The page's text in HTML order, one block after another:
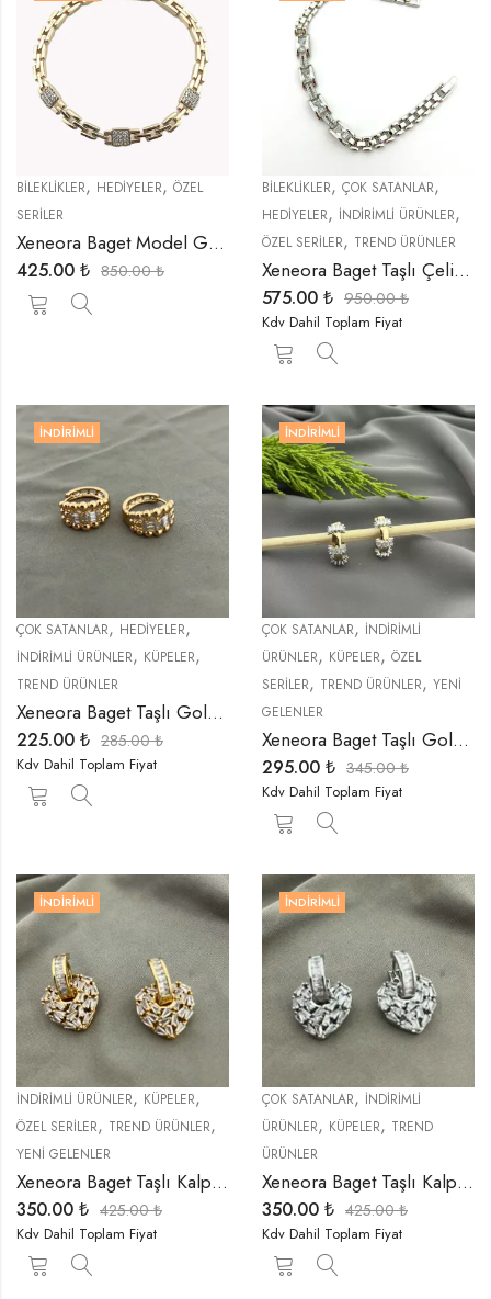
BİLEKLİKLER, HEDIYELER, ÖZEL
SERİLER
Xeneora Baget Model Geçmeli Bileklik
425.00 ₺ 850.00₺
BİLEKLİKLER, ÇOK SATANLAR,
HEDIYELER, İNDIRIMLI ÜRÜNLER,
ÖZEL SERİLER, TREND ÜRÜNLER
Xeneora Baget Taşlı Çelik Bileklik
575.00 ₺ 950.00₺
Kdv Dahil Toplam Fiyat
İNDIRIMLI
ÇOK SATANLAR, HEDIYELER,
İNDIRIMLI ÜRÜNLER, KÜPELER,
TREND ÜRÜNLER
Xeneora Baget Taşlı Gold Küpe
225.00 ₺ 285.00₺
Kdv Dahil Toplam Fiyat
İNDIRIMLI
ÇOK SATANLAR, İNDIRIMLI
ÜRÜNLER, KÜPELER, ÖZEL
SERİLER, TREND ÜRÜNLER, YENI
GELENLER
Xeneora Baget Taşlı Gold Küpe
295.00 ₺ 345.00₺
Kdv Dahil Toplam Fiyat
İNDIRIMLI
İNDIRIMLI ÜRÜNLER, KÜPELER,
ÖZEL SERİLER, TREND ÜRÜNLER,
YENI GELENLER
Xeneora Baget Taşlı Kalp Gold Renk Küpe
350.00 ₺ 425.00₺
Kdv Dahil Toplam Fiyat
İNDIRIMLI
ÇOK SATANLAR, İNDIRIMLI
ÜRÜNLER, KÜPELER, TREND
ÜRÜNLER
Xeneora Baget Taşlı Kalp Gümüş Renk Küpe
350.00 ₺ 425.00₺
Kdv Dahil Toplam Fiyat